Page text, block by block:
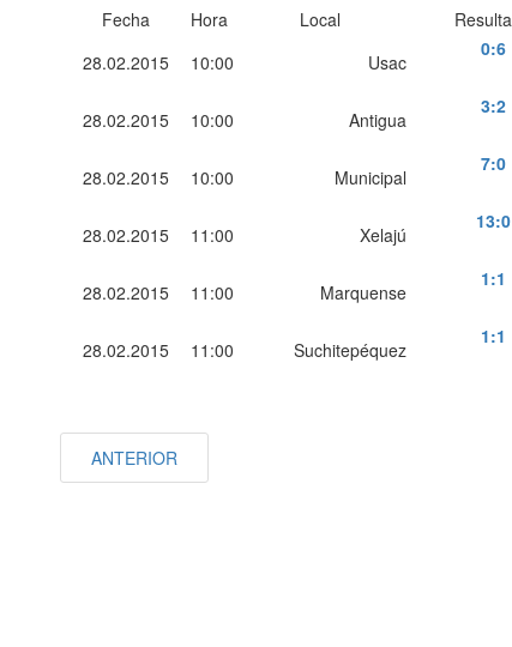
Fecha Hora Local
28.02.2015
10:00 Usac
0:6
28.02.2015 10:00 Antigua
3:2
28.02.2015 10:00 Municipal
7:0
28.02.2015 11:00 Xelajú
13:0
28.02.2015 11:00 Marquense
1:1
28.02.2015 11:00 Suchitepéquez
1:1
ANTERIOR